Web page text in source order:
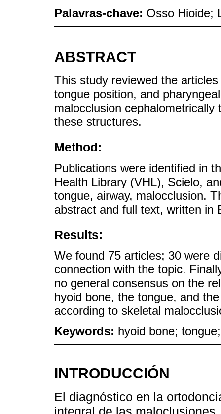
Palavras-chave: Osso Hioide;
ABSTRACT
This study reviewed the
tongue position, and
malocclusion
these structures.
Method:
Publications were identified in
Health Library (VHL), Scielo,
tongue, airway, malocclusion.
abstract and full text, written in
Results:
We found 75 articles; 30 were
connection with the topic.
no general consensus on the
hyoid bone, the tongue, and
according to skeletal
Keywords: hyoid bone;
INTRODUCCIÓN
El diagnóstico en la
integral de las